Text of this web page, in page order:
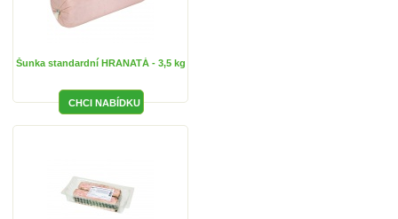
Šunka standardní HRANATÁ - 3,5 kg